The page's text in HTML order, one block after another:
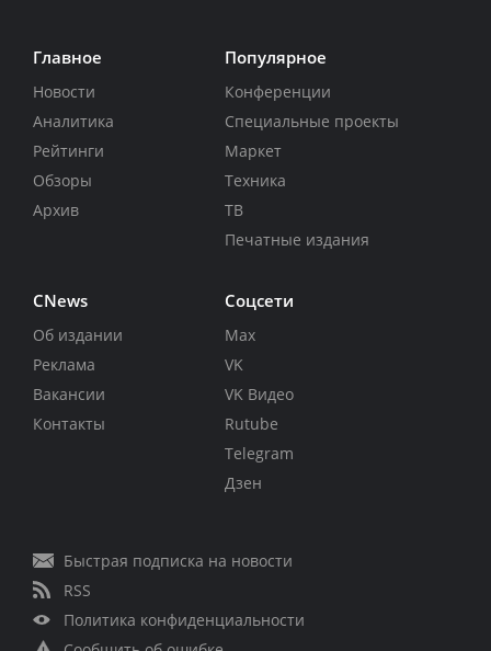
Главное
Новости
Аналитика
Рейтинги
Обзоры
Архив
Популярное
Конференции
Специальные проекты
Маркет
Техника
ТВ
Печатные издания
CNews
Об издании
Реклама
Вакансии
Контакты
Соцсети
Max
VK
VK Видео
Rutube
Telegram
Дзен
Быстрая подписка на новости
RSS
Политика конфиденциальности